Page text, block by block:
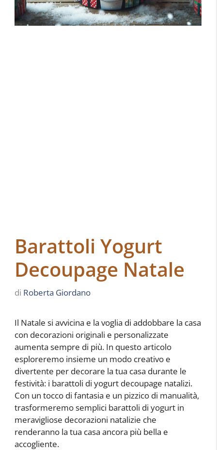
Barattoli Yogurt
Decoupage Natale
di Roberta Giordano
Il Natale si avvicina e la voglia di addobbare la casa
con decorazioni originali e personalizzate
aumenta sempre di più. In questo articolo
esploreremo insieme un modo creativo e
divertente per decorare la tua casa durante le
festività: i barattoli di yogurt decoupage natalizi.
Con un tocco di fantasia e un pizzico di manualità,
trasformeremo semplici barattoli di yogurt in
meravigliose decorazioni natalizie che
renderanno la tua casa ancora più bella e
accogliente.